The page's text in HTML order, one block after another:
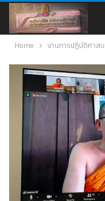
Home งานการปฏิบัติศาส